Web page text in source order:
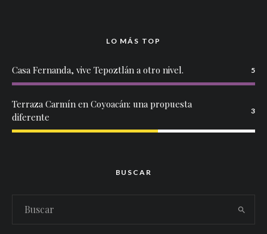
LO MÁS TOP
Casa Fernanda, vive Tepoztlán a otro nivel. 5
Terraza Carmín en Coyoacán: una propuesta
diferente
3
BUSCAR